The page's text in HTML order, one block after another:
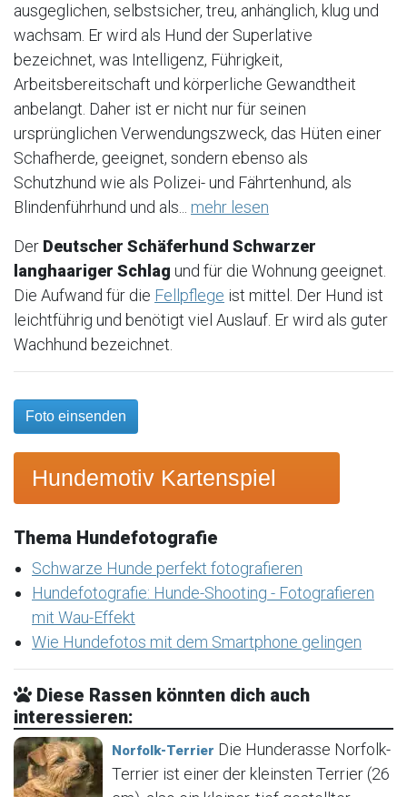
ausgeglichen, selbstsicher, treu, anhänglich, klug und
wachsam. Er wird als Hund der Superlative
bezeichnet, was Intelligenz, Führigkeit,
Arbeitsbereitschaft und körperliche Gewandtheit
anbelangt. Daher ist er nicht nur für seinen
ursprünglichen Verwendungszweck, das Hüten einer
Schafherde, geeignet, sondern ebenso als
Schutzhund wie als Polizei- und Fährtenhund, als
Blindenführhund und als... mehr lesen
Der Deutscher Schäferhund Schwarzer
langhaariger Schlag und für die Wohnung geeignet.
Die Aufwand für die Fellpflege ist mittel. Der Hund ist
leichtführig und benötigt viel Auslauf. Er wird als guter
Wachhund bezeichnet.
Foto einsenden
Hundemotiv Kartenspiel
Thema Hundefotografie
Schwarze Hunde perfekt fotografieren
Hundefotografie: Hunde-Shooting - Fotografieren
mit Wau-Effekt
Wie Hundefotos mit dem Smartphone gelingen
Diese Rassen könnten dich auch
interessieren:
Norfolk-Terrier Die Hunderasse Norfolk-
Terrier ist einer der kleinsten Terrier (26